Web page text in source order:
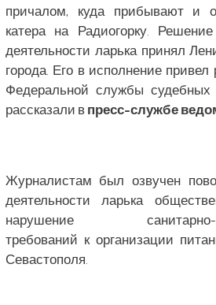
причалом, куда прибывают и
катера на Радиогорку.
деятельности ларька принял
города. Его в исполнение привел
Федеральной службы
рассказали впресс-службе
Журналистам был озвучен
деятельности ларька
нарушение санитарно-
требований к организации
Севастополя.